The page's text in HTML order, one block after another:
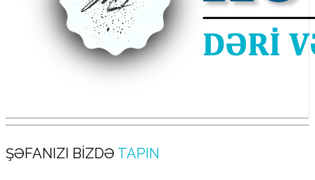
ŞƏFANIZI BİZDƏ TAPIN